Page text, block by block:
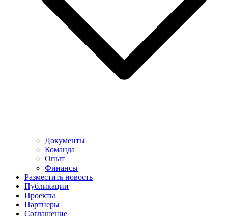
Документы
Команда
Опыт
Финансы
Разместить новость
Публикации
Проекты
Партнеры
Соглашение